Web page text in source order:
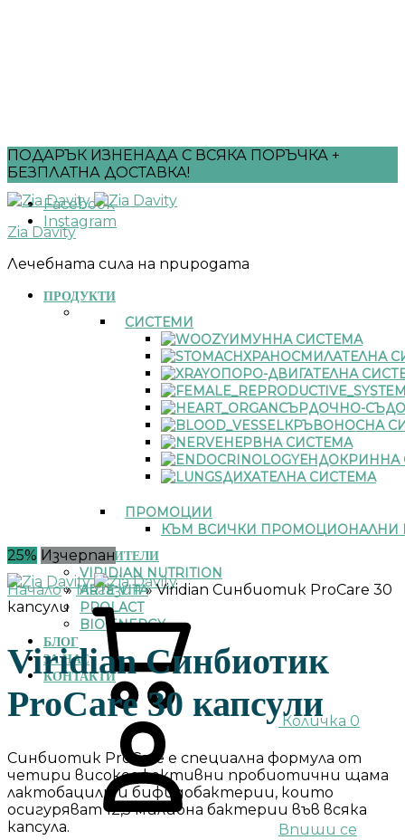
ПОДАРЪК ИЗНЕНАДА С ВСЯКА ПОРЪЧКА +
БЕЗПЛАТНА ДОСТАВКА!
Facebook
Instagram
Zia Davity
Лечебната сила на природата
ПРОДУКТИ
СИСТЕМИ
ИМУННА СИСТЕМА
ХРАНОСМИЛАТЕЛНА
ОПОРО-ДВИГАТЕЛНА
СЪРДОЧНО-
КРЪВОНОСНА
НЕРВНА СИСТЕМА
ЕНДОКРИННА
ДИХАТЕЛНА СИСТЕМА
ПРОМОЦИИ
КЪМ ВСИЧКИ ПРОМОЦИОНАЛНИ
ПРОИЗВОДИТЕЛИ
VIRIDIAN NUTRITION
ARTE VITA
PROLACT
BIO ENERGY
БЛОГ
ЗА НАС
КОНТАКТИ
Впиши се
Количка 0
25% Изчерпан
Начало»Магазин»Viridian Синбиотик ProCare 30
капсули
Viridian Синбиотик
ProCare 30 капсули
Синбиотик ProCare е специална формула от
четири високоефективни пробиотични щама
лактобацили и бифидобактерии, които
осигуряват 12,5 милиона бактерии във всяка
капсула.